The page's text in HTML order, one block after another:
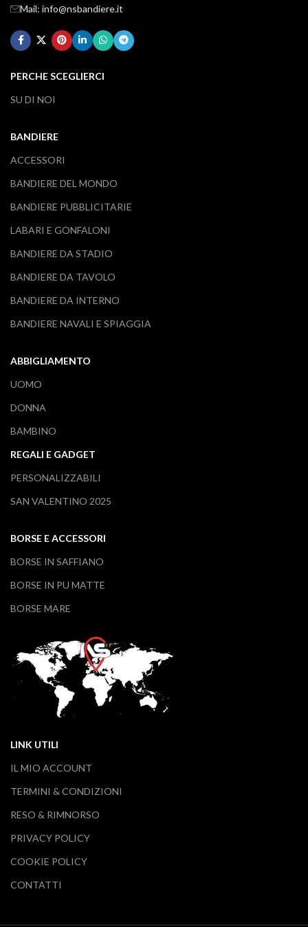
Mail: info@nsbandiere.it
PERCHE SCEGLIERCI
SU DI NOI
BANDIERE
ACCESSORI
BANDIERE DEL MONDO
BANDIERE PUBBLICITARIE
LABARI E GONFALONI
BANDIERE DA STADIO
BANDIERE DA TAVOLO
BANDIERE DA INTERNO
BANDIERE NAVALI E SPIAGGIA
ABBIGLIAMENTO
UOMO
DONNA
BAMBINO
REGALI E GADGET
PERSONALIZZABILI
SAN VALENTINO 2025
BORSE E ACCESSORI
BORSE IN SAFFIANO
BORSE IN PU MATTE
BORSE MARE
LINK UTILI
IL MIO ACCOUNT
TERMINI & CONDIZIONI
RESO & RIMNORSO
PRIVACY POLICY
COOKIE POLICY
CONTATTI